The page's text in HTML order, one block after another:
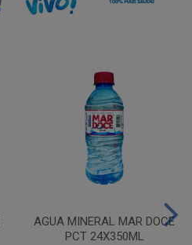
AGUA MINERAL MAR DOCE
PCT 24X350ML